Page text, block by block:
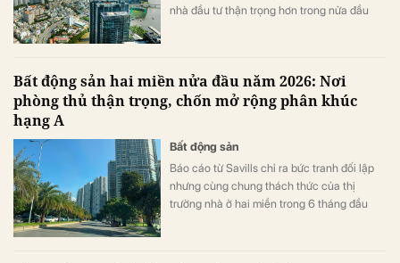
nhà đầu tư thận trọng hơn trong nửa đầu
Bất động sản hai miền nửa đầu năm 2026: Nơi
phòng thủ thận trọng, chốn mở rộng phân khúc
hạng A
Bất động sản
Báo cáo từ Savills chỉ ra bức tranh đối lập
nhưng cùng chung thách thức của thị
trường nhà ở hai miền trong 6 tháng đầu